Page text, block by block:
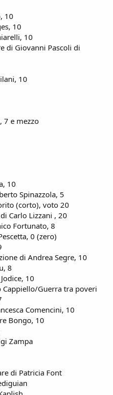
10
10
10
di Giovanni Pascoli di
10
7 e mezzo
10
Spinazzola, 5
(corto), voto 20
Carlo Lizzani , 20
Fortunato, 8
0 (zero)
di Andrea Segre, 10
8
10
Cappiello/Guerra tra poveri
Comencini, 10
Bongo, 10
Zampa
di Patricia Font